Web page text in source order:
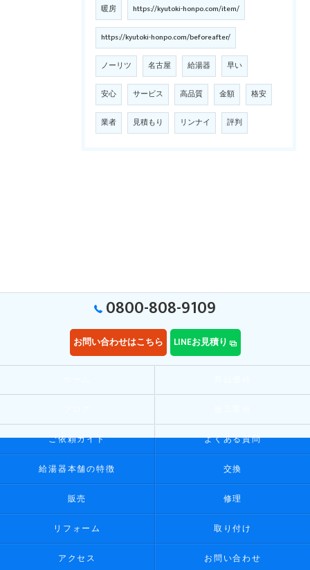
暖房 https://kyutoki-honpo.com/item/
https://kyutoki-honpo.com/beforeafter/
ノーリツ 名古屋 給湯器 早い
安心 サービス 高品質 金額 格安
業者 見積もり リンナイ 評判
0800-808-9109
お問い合わせはこちら LINEお見積り
ご依頼ガイド よくある質問
給湯器本舗の特徴 交換
販売 修理
リフォーム 取り付け
アクセス お問い合わせ